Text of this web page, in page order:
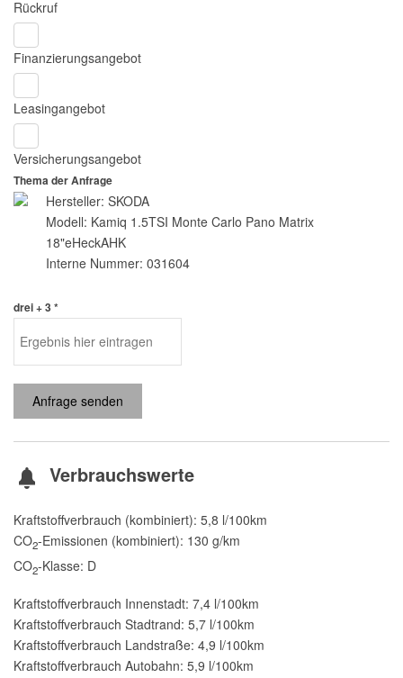
Rückruf
Finanzierungsangebot
Leasingangebot
Versicherungsangebot
Thema der Anfrage
Hersteller: SKODA
Modell: Kamiq 1.5TSI Monte Carlo Pano Matrix
18"eHeckAHK
Interne Nummer: 031604
drei + 3 *
Anfrage senden
Verbrauchswerte
Kraftstoffverbrauch (kombiniert): 5,8 l/100km
CO2-Emissionen (kombiniert): 130 g/km
CO2-Klasse: D
Kraftstoffverbrauch Innenstadt: 7,4 l/100km
Kraftstoffverbrauch Stadtrand: 5,7 l/100km
Kraftstoffverbrauch Landstraße: 4,9 l/100km
Kraftstoffverbrauch Autobahn: 5,9 l/100km